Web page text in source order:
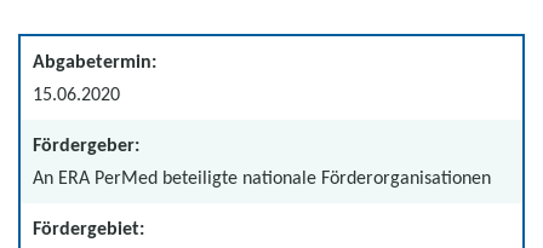
Abgabetermin:
15.06.2020
Fördergeber:
An ERA PerMed beteiligte nationale Förderorganisationen
Fördergebiet: